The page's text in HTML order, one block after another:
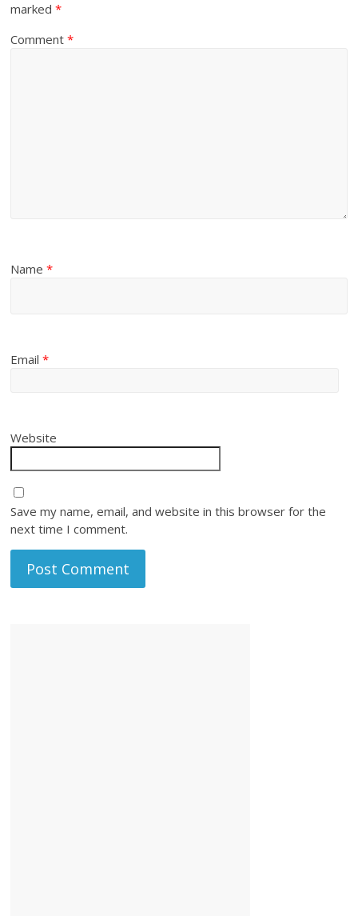
marked*
Comment*
Name*
Email*
Website
Save my name, email, and website in this browser for the
next time I comment.